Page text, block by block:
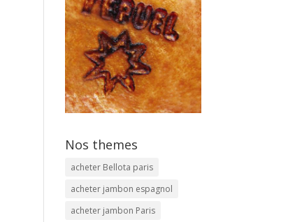
Nos themes
acheter Bellota paris
acheter jambon espagnol
acheter jambon Paris